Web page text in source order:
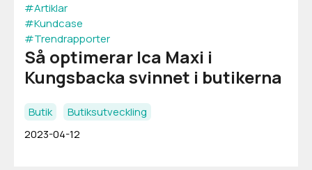
#Artiklar
#Kundcase
#Trendrapporter
Så optimerar Ica Maxi i
Kungsbacka svinnet i butikerna
Butik
Butiksutveckling
2023-04-12